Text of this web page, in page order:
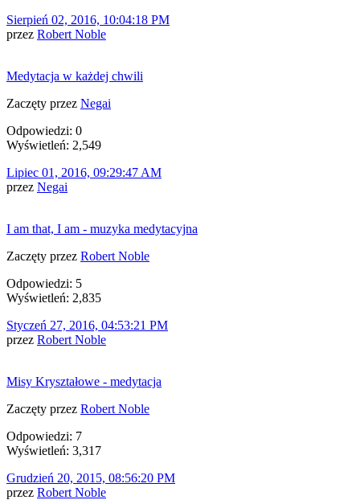
Sierpień 02, 2016, 10:04:18 PM
przez Robert Noble
Medytacja w każdej chwili
Zaczęty przez Negai
Odpowiedzi: 0
Wyświetleń: 2,549
Lipiec 01, 2016, 09:29:47 AM
przez Negai
I am that, I am - muzyka medytacyjna
Zaczęty przez Robert Noble
Odpowiedzi: 5
Wyświetleń: 2,835
Styczeń 27, 2016, 04:53:21 PM
przez Robert Noble
Misy Kryształowe - medytacja
Zaczęty przez Robert Noble
Odpowiedzi: 7
Wyświetleń: 3,317
Grudzień 20, 2015, 08:56:20 PM
przez Robert Noble